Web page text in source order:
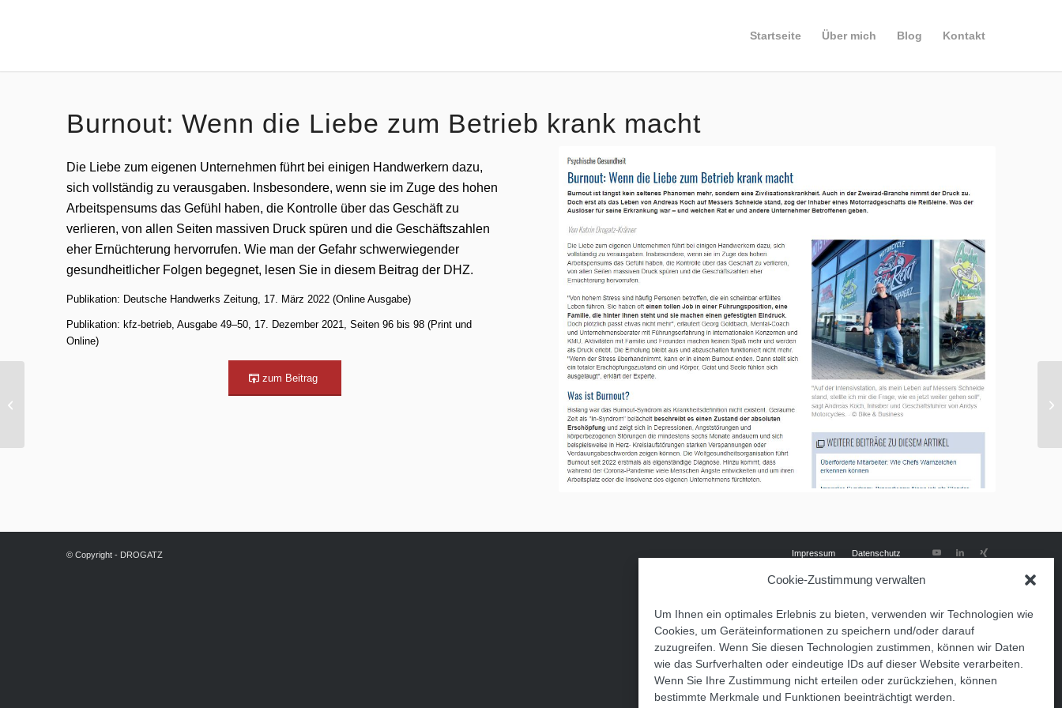
Cookie-Zustimmung verwalten
Um Ihnen ein optimales Erlebnis zu bieten, verwenden wir Technologien wie
Cookies, um Geräteinformationen zu speichern und/oder darauf
zuzugreifen. Wenn Sie diesen Technologien zustimmen, können wir Daten
wie das Surfverhalten oder eindeutige IDs auf dieser Website verarbeiten.
Wenn Sie Ihre Zustimmung nicht erteilen oder zurückziehen, können
bestimmte Merkmale und Funktionen beeinträchtigt werden.
Startseite Über mich Blog Kontakt
Burnout: Wenn die Liebe zum Betrieb krank macht
Die Liebe zum eigenen Unternehmen führt bei einigen Handwerkern dazu,
sich vollständig zu verausgaben. Insbesondere, wenn sie im Zuge des hohen
Arbeitspensums das Gefühl haben, die Kontrolle über das Geschäft zu
verlieren, von allen Seiten massiven Druck spüren und die Geschäftszahlen
eher Ernüchterung hervorrufen. Wie man der Gefahr schwerwiegender
gesundheitlicher Folgen begegnet, lesen Sie in diesem Beitrag der DHZ.
Publikation: Deutsche Handwerks Zeitung, 17. März 2022 (Online Ausgabe)
Publikation: kfz-betrieb, Ausgabe 49–50, 17. Dezember 2021, Seiten 96 bis 98 (Print und
Online)
zum Beitrag
© Copyright - DROGATZ Impressum Datenschutz